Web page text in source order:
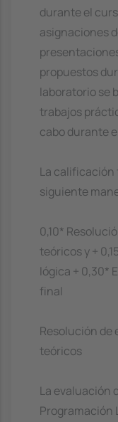
durante el
asignaciones
propuestos
laboratorio se
trabajos
cabo durante
La calificación
siguiente
0,10*
teóricos y +
lógica + 0,30*
final
Resolución de
teóricos
La evaluación
Programación